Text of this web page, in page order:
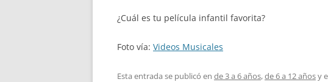
¿Cuál es tu película infantil favorita?
Foto vía: Videos Musicales
Esta entrada se publicó en de 3 a 6 años,de 6 a 12 añosy